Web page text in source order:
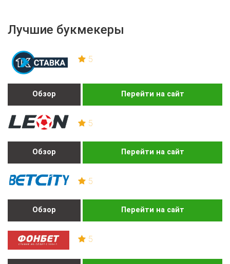
Лучшие букмекеры
5
Обзор Перейти на сайт
5
Обзор Перейти на сайт
5
Обзор Перейти на сайт
5